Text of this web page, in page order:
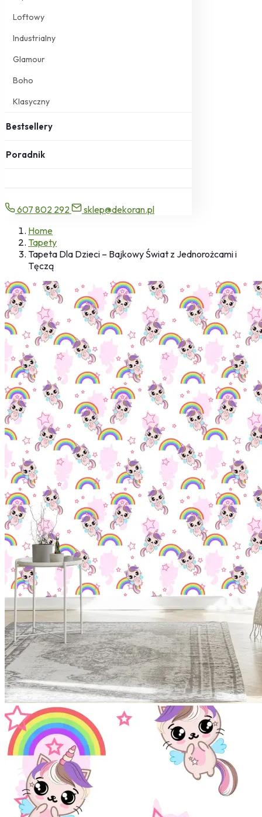
Loftowy
Industrialny
Glamour
Boho
Klasyczny
Bestsellery
Poradnik
607 802 292
sklep@dekoran.pl
Home
Tapety
Tapeta Dla Dzieci – Bajkowy Świat z Jednorożcami i
Tęczą